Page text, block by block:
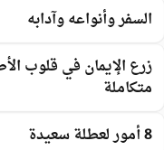
السفر وأنواعه وآدابه
زرع الإيمان في قلوب
متكاملة
8 أمور لعطلة سعيدة